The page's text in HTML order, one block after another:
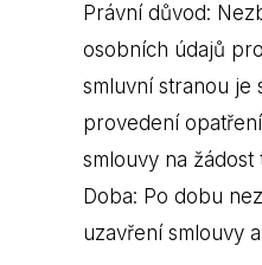
Právní důvod:
osobních údajů
smluvní stranou je
provedení
smlouvy na
Doba: Po dobu
uzavření smlouvy